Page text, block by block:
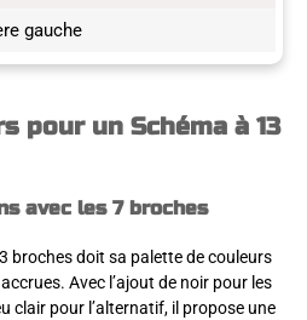
gauche
pour un Schéma à 13
avec les 7 broches
broches doit sa palette de couleurs
Avec l’ajout de noir pour les
clair pour l’alternatif, il propose une